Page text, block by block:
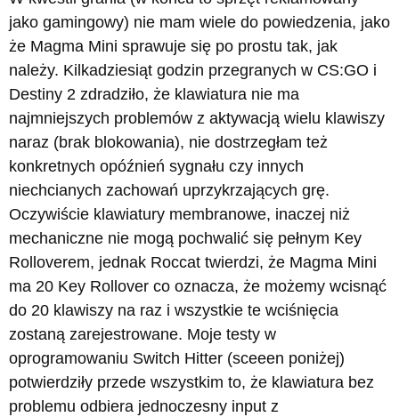
jako gamingowy) nie mam wiele do powiedzenia, jako
że Magma Mini sprawuje się po prostu tak, jak
należy. Kilkadziesiąt godzin przegranych w CS:GO i
Destiny 2 zdradziło, że klawiatura nie ma
najmniejszych problemów z aktywacją wielu klawiszy
naraz (brak blokowania), nie dostrzegłam też
konkretnych opóźnień sygnału czy innych
niechcianych zachowań uprzykrzających grę.
Oczywiście klawiatury membranowe, inaczej niż
mechaniczne nie mogą pochwalić się pełnym Key
Rolloverem, jednak Roccat twierdzi, że Magma Mini
ma 20 Key Rollover co oznacza, że możemy wcisnąć
do 20 klawiszy na raz i wszystkie te wciśnięcia
zostaną zarejestrowane. Moje testy w
oprogramowaniu Switch Hitter (sceeen poniżej)
potwierdziły przede wszystkim to, że klawiatura bez
problemu odbiera jednoczesny input z